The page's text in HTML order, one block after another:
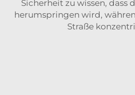
Sicherheit zu wissen, dass
herumspringen wird,
Straße